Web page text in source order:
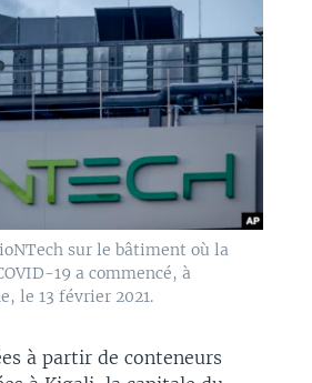
sur le bâtiment où la
19 a commencé, à
le 13 février 2021.
à partir de conteneurs